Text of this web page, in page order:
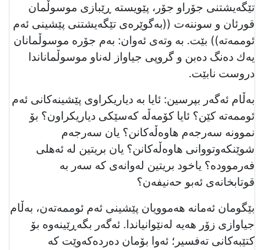
تێگەيشتنی جۆراو جۆر، پێویستە ڕێبازی موسوڵمان
قورئان و سوننەت ((بەگوێرەی تێگەیشتنی پێشینی ئەم
ئوممەتە)) بێت. بە وتەی ئەوان: بەم جۆرە موسوڵمانان
یەك دەنگ دەبن و گروپی جیاواز لەناو موسوڵماناندا
دروست نابێت.
بەڵام ئەگەر بپرسین: ئایا بە دیاریكراوی پێشینەکانی ئەم
ئوممەتە کێن؟ ئایا كۆمەڵە کەسێکی دیاریکراون؟ بۆ
نموونە سەرجەم هاوەڵەکانن؟ يان سەرجەم
شوێنكەوتووانی هاوەڵەکانن؟ يان بریتین لە ئەهلی
فەرموودە؟ ياخود بریتین لەوانەی كە سەر بە
قوتابخانەی ئەبو حەنیفەن؟
بێگومان ئەمانە هەموویان پێشینی ئەم ئوممەتەن، بەڵام
جیاوازی زۆر هەیە لەنێوانیاندا. ئەگەر بگەڕێینەوە بۆ
كتێبەكانی تەفسیر؛ ئەوا بۆمان دەردەكەوێت كە